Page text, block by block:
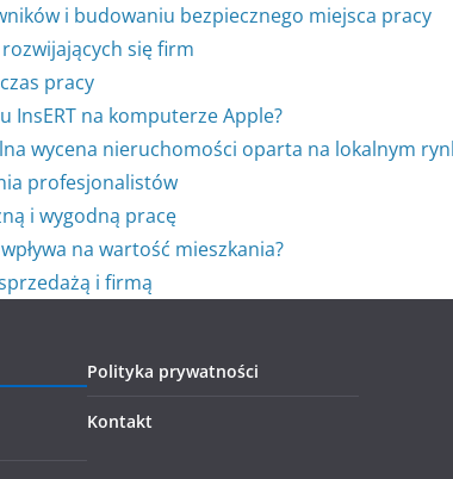
i budowaniu bezpiecznego miejsca pracy
rozwijających się firm
pracy
InsERT na komputerze Apple?
wycena nieruchomości oparta na lokalnym
profesjonalistów
i wygodną pracę
na wartość mieszkania?
i firmą
Polityka prywatności
Kontakt